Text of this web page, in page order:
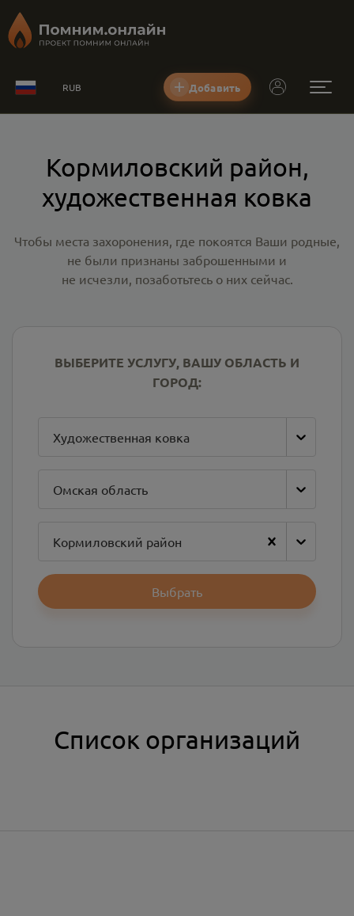
RUB Добавить
Кормиловский район,
художественная ковка
Чтобы места захоронения, где покоятся Ваши родные,
не были признаны заброшенными и
не исчезли, позаботьтесь о них сейчас.
ВЫБЕРИТЕ УСЛУГУ, ВАШУ ОБЛАСТЬ И
ГОРОД:
Художественная ковка
Омская область
Кормиловский район
Выбрать
Список организаций